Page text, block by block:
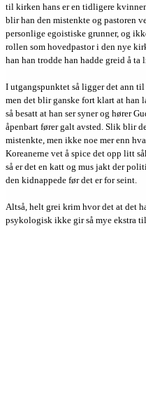
til kirken hans er en tidligere
blir han den mistenkte og pastoren
personlige egoistiske grunner, og
rollen som hovedpastor i den nye
han han trodde han hadde greid å ta
I utgangspunktet så ligger det ann
men det blir ganske fort klart at han
så besatt at han ser syner og hører
åpenbart fører galt avsted. Slik blir
mistenkte, men ikke noe mer enn
Koreanerne vet å spice det opp litt
så er det en katt og mus jakt der
den kidnappede før det er for seint.
Altså, helt grei krim hvor det at det
psykologisk ikke gir så mye ekstra